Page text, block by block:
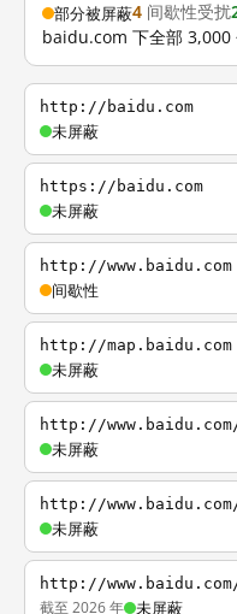
部分被屏蔽4 间歇性受扰
baidu.com 下全部
http://baidu.com
未屏蔽
https://baidu.com
未屏蔽
http://www.baidu.com
间歇性
http://map.baidu.com
未屏蔽
http://
未屏蔽
http://www.baidu.com/
未屏蔽
http://
截至 2026 年 未屏蔽